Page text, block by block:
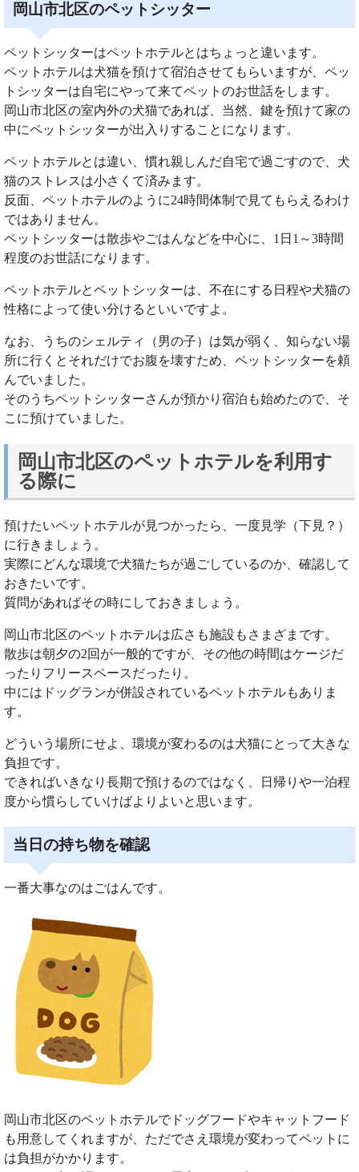
岡山市北区のペットシッター
ペットシッターはペットホテルとはちょっと違います。
ペットホテルは犬猫を預けて宿泊させてもらいますが、ペッ
トシッターは自宅にやって来てペットのお世話をします。
岡山市北区の室内外の犬猫であれば、当然、鍵を預けて家の
中にペットシッターが出入りすることになります。
ペットホテルとは違い、慣れ親しんだ自宅で過ごすので、犬
猫のストレスは小さくて済みます。
反面、ペットホテルのように24時間体制で見てもらえるわけ
ではありません。
ペットシッターは散歩やごはんなどを中心に、1日1～3時間
程度のお世話になります。
ペットホテルとペットシッターは、不在にする日程や犬猫の
性格によって使い分けるといいですよ。
なお、うちのシェルティ（男の子）は気が弱く、知らない場
所に行くとそれだけでお腹を壊すため、ペットシッターを頼
んでいました。
そのうちペットシッターさんが預かり宿泊も始めたので、そ
こに預けていました。
岡山市北区のペットホテルを利用す
る際に
預けたいペットホテルが見つかったら、一度見学（下見？）
に行きましょう。
実際にどんな環境で犬猫たちが過ごしているのか、確認して
おきたいです。
質問があればその時にしておきましょう。
岡山市北区のペットホテルは広さも施設もさまざまです。
散歩は朝夕の2回が一般的ですが、その他の時間はケージだ
ったりフリースペースだったり。
中にはドッグランが併設されているペットホテルもありま
す。
どういう場所にせよ、環境が変わるのは犬猫にとって大きな
負担です。
できればいきなり長期で預けるのではなく、日帰りや一泊程
度から慣らしていけばよりよいと思います。
当日の持ち物を確認
一番大事なのはごはんです。
岡山市北区のペットホテルでドッグフードやキャットフード
も用意してくれますが、ただでさえ環境が変わってペットに
は負担がかかります。